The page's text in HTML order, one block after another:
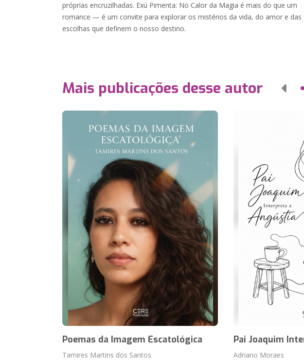
próprias encruzilhadas. Exú Pimenta: No Calor da Magia é mais do que um
romance — é um convite para explorar os mistérios da vida, do amor e das
escolhas que definem o nosso destino.
Mais publicações desse autor
Poemas da Imagem Escatológica
Tamires Martins dos Santos
Pai Joaquim
Adriano Moraes